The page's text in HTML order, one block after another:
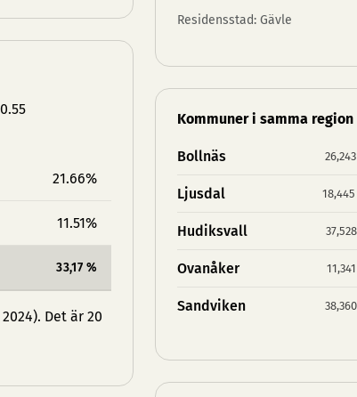
21.66%
11.51%
33,17 %
Det är 20
Residensstad: Gävle
Kommuner i samma region
Bollnäs 26,243
Ljusdal 18,445
Hudiksvall
Ovanåker
Sandviken 38,360